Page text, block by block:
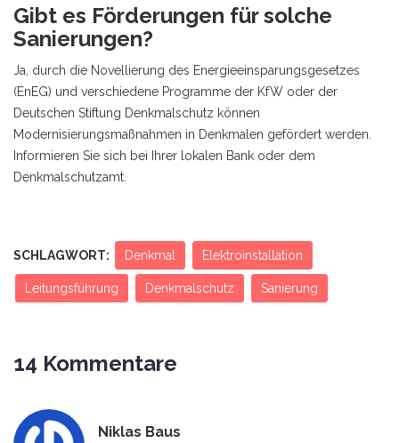
Gibt es Förderungen für solche
Sanierungen?
Ja, durch die Novellierung des Energieeinsparungsgesetzes
(EnEG) und verschiedene Programme der KfW oder der
Deutschen Stiftung Denkmalschutz können
Modernisierungsmaßnahmen in Denkmalen gefördert werden.
Informieren Sie sich bei Ihrer lokalen Bank oder dem
Denkmalschutzamt.
SCHLAGWORT: Denkmal Elektroinstallation
Leitungsführung Denkmalschutz Sanierung
14 Kommentare
Niklas Baus